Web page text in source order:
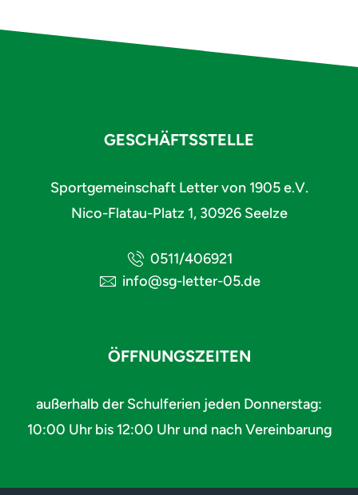
GESCHÄFTSSTELLE
Sportgemeinschaft Letter von 1905 e.V.
Nico-Flatau-Platz 1, 30926 Seelze
0511/406921
info@sg-letter-05.de
ÖFFNUNGSZEITEN
außerhalb der Schulferien jeden Donnerstag:
10:00 Uhr bis 12:00 Uhr und nach Vereinbarung